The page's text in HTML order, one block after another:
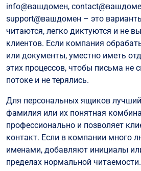
info@вашдомен,
support@вашдомен – это
читаются, легко диктуются и не
клиентов. Если компания
или документы, уместно иметь
этих процессов, чтобы письма не
потоке и не терялись.
Для персональных ящиков
фамилия или их понятная
профессионально и позволяет
контакт. Если в компании много
именами, добавляют инициалы
пределах нормальной